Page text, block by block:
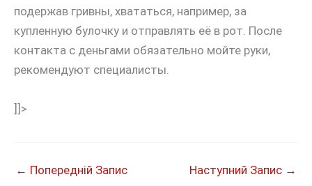
подержав гривны, хвататься, например, за
купленную булочку и отправлять её в рот. После
контакта с деньгами обязательно мойте руки,
рекомендуют специалисты.
]]>
← Попередній Запис Наступний Запис →